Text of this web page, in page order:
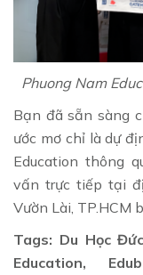
Phuong Nam
Bạn đã sẵn sàng
ước mơ chỉ là dự
Education thông
vấn trực tiếp tại
Vườn Lài, TP.HCM
Tags: Du Học
Education,